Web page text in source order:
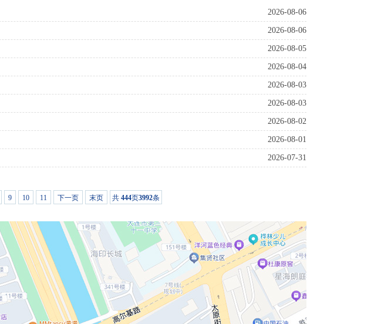
2026-08-06
2026-08-06
2026-08-05
2026-08-04
2026-08-03
2026-08-03
2026-08-02
2026-08-01
2026-07-31
9 10 11 下一页 末页 共444页3992条